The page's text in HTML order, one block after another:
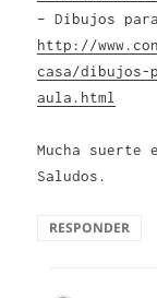
– Dibujos
http://
casa/
aula.html
Mucha suerte
Saludos.
RESPONDER